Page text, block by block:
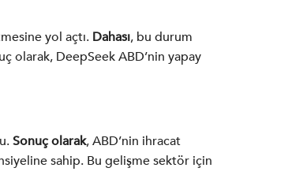
yol açtı. Dahası, bu durum
olarak, DeepSeek ABD’nin yapay
Sonuç olarak, ABD’nin ihracat
sahip. Bu gelişme sektör için